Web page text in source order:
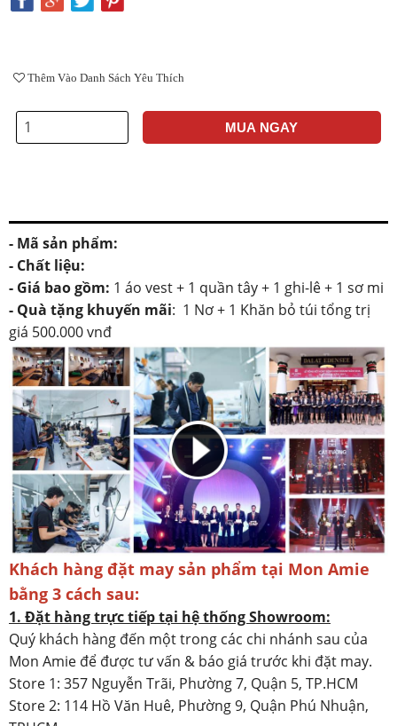
Thêm Vào Danh Sách Yêu Thích
MUA NGAY
- Mã sản phẩm:
- Chất liệu:
- Giá bao gồm: 1 áo vest + 1 quần tây + 1 ghi-lê + 1 sơ mi
- Quà tặng khuyến mãi: 1 Nơ + 1 Khăn bỏ túi tổng trị
giá 500.000 vnđ
Khách hàng đặt may sản phẩm tại Mon Amie
bằng 3 cách sau:
1. Đặt hàng trực tiếp tại hệ thống Showroom:
Quý khách hàng đến một trong các chi nhánh sau của
Mon Amie để được tư vấn & báo giá trước khi đặt may.
Store 1: 357 Nguyễn Trãi, Phường 7, Quận 5, TP.HCM
Store 2: 114 Hồ Văn Huê, Phường 9, Quận Phú Nhuận,